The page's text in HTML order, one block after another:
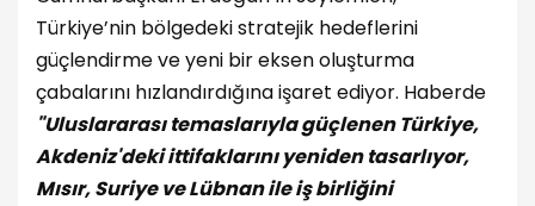
Türkiye’nin bölgedeki stratejik hedeflerini
güçlendirme ve yeni bir eksen oluşturma
çabalarını hızlandırdığına işaret ediyor. Haberde
"Uluslararası temaslarıyla güçlenen Türkiye,
Akdeniz'deki ittifaklarını yeniden tasarlıyor,
Mısır, Suriye ve Lübnan ile iş birliğini